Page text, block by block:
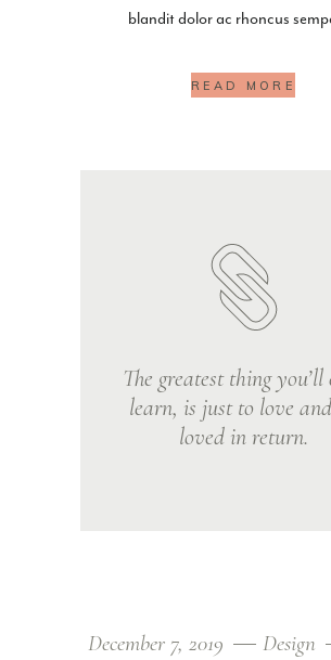
blandit dolor ac rhoncus
READ MORE
The greatest thing you’ll
learn, is just to love
loved in return.
December 7, 2019 Design